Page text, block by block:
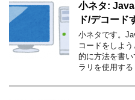
小ネタ:
ド/デコード
小ネタです。
コードをしよ
的に方法を書
ラリを使用す